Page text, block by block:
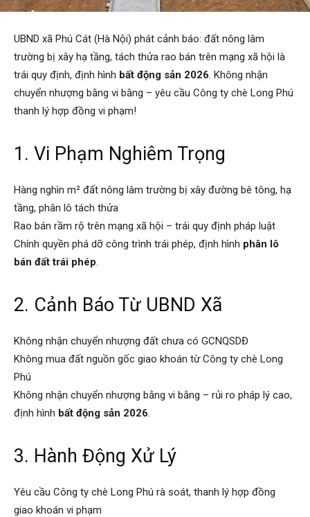
UBND xã Phú Cát (Hà Nội) phát cảnh báo: đất nông lâm
trường bị xây hạ tầng, tách thửa rao bán trên mạng xã hội là
trái quy định, định hình bất động sản 2026. Không nhận
chuyển nhượng bằng vi bằng – yêu cầu Công ty chè Long Phú
thanh lý hợp đồng vi phạm!
1. Vi Phạm Nghiêm Trọng
Hàng nghìn m² đất nông lâm trường bị xây đường bê tông, hạ
tầng, phân lô tách thửa
Rao bán rầm rộ trên mạng xã hội – trái quy định pháp luật
Chính quyền phá dỡ công trình trái phép, định hình phân lô
bán đất trái phép.
2. Cảnh Báo Từ UBND Xã
Không nhận chuyển nhượng đất chưa có GCNQSDĐ
Không mua đất nguồn gốc giao khoán từ Công ty chè Long
Phú
Không nhận chuyển nhượng bằng vi bằng – rủi ro pháp lý cao,
định hình bất động sản 2026.
3. Hành Động Xử Lý
Yêu cầu Công ty chè Long Phú rà soát, thanh lý hợp đồng
giao khoán vi phạm